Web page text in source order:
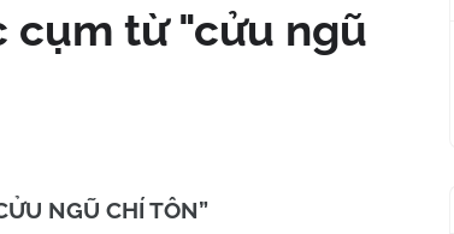
cụm từ "cửu ngũ
NGŨ CHÍ TÔN”